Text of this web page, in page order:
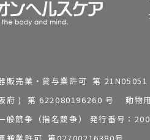
販売業・貸与業許可 第
府 ) 第 622080196260 号 動物用
般競争（指名競争） 発行番号：